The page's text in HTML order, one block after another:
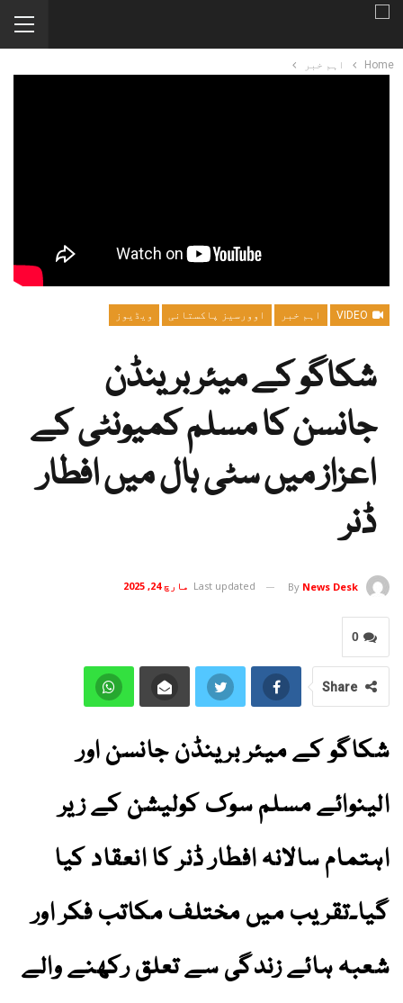
Home اہم خبر
اہم خبر اوورسیز پاکستانی ویڈیوز
شکاگو کے میئر برینڈن
جانسن کا مسلم کمیونٹی کے
اعزاز میں سٹی ہال میں افطار
ڈنر
By News Desk
Last updated مارچ 24, 2025
0
Share
شکاگو کے میئر برینڈن جانسن اور
الینوائے مسلم سوک کولیشن کے زیر
اہتمام سالانہ افطار ڈنر کا انعقاد کیا
گیا۔تقریب میں مختلف مکاتب فکر اور
شعبہ ہائے زندگی سے تعلق رکھنے والے